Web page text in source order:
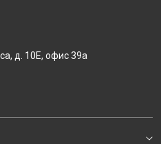
д. 10Е, офис 39а